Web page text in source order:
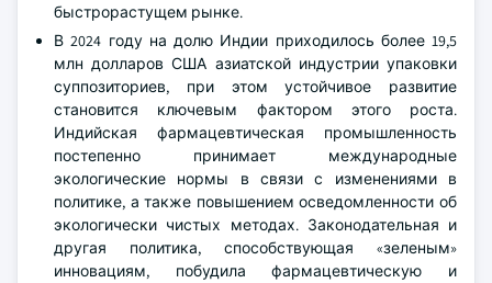
быстрорастущем рынке.
В 2024 году на долю Индии приходилось более 19,5
млн долларов США азиатской индустрии упаковки
суппозиториев, при этом устойчивое развитие
становится ключевым фактором этого роста.
Индийская фармацевтическая промышленность
постепенно принимает международные
экологические нормы в связи с изменениями в
политике, а также повышением осведомленности об
экологически чистых методах. Законодательная и
другая политика, способствующая «зеленым»
инновациям, побудила фармацевтическую и